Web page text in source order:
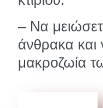
– Να
άνθρακα και
μακροζωία